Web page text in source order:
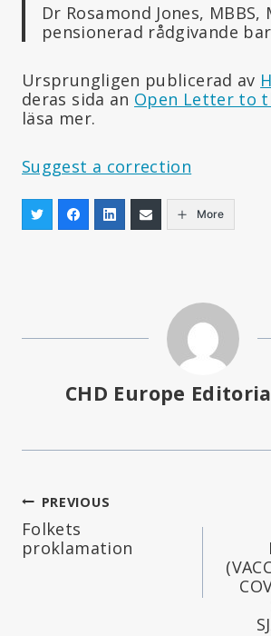
Dr Rosamond Jones, MBBS,
pensionerad rådgivande
Ursprungligen publicerad av
deras sida an Open Letter to
läsa mer.
Suggest a correction
More
CHD Europe
Inläggsnavigering
PREVIOUS
Folkets
proklamation